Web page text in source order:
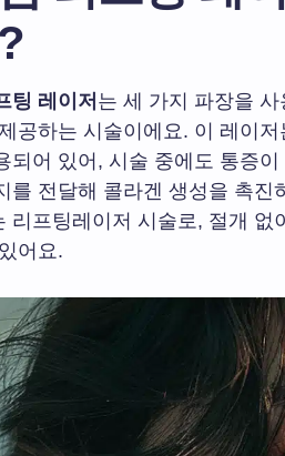
팅 레이저 는 세 가지 파장을 사
공하는 시술이에요. 이 레이
되어 있어, 시술 중에도 통증
를 전달해 콜라겐 생성을 촉
리프팅레이저 시술로, 절개
어요.